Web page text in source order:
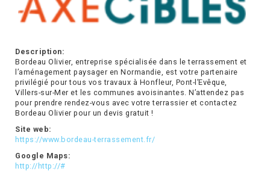
Description:
Bordeau Olivier, entreprise spécialisée dans le terrassement et
l’aménagement paysager en Normandie, est votre partenaire
privilégié pour tous vos travaux à Honfleur, Pont-l’Evêque,
Villers-sur-Mer et les communes avoisinantes. N’attendez pas
pour prendre rendez-vous avec votre terrassier et contactez
Bordeau Olivier pour un devis gratuit !
Site web:
https://www.bordeau-terrassement.fr/
Google Maps:
http://http://#